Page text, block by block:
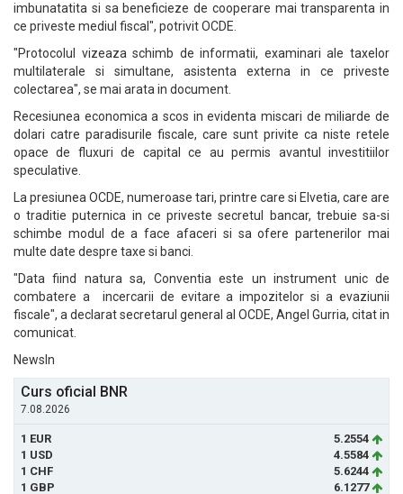
imbunatatita si sa beneficieze de cooperare mai transparenta in
ce priveste mediul fiscal", potrivit OCDE.
"Protocolul vizeaza schimb de informatii, examinari ale taxelor
multilaterale si simultane, asistenta externa in ce priveste
colectarea", se mai arata in document.
Recesiunea economica a scos in evidenta miscari de miliarde de
dolari catre paradisurile fiscale, care sunt privite ca niste retele
opace de fluxuri de capital ce au permis avantul investitiilor
speculative.
La presiunea OCDE, numeroase tari, printre care si Elvetia, care are
o traditie puternica in ce priveste secretul bancar, trebuie sa-si
schimbe modul de a face afaceri si sa ofere partenerilor mai
multe date despre taxe si banci.
"Data fiind natura sa, Conventia este un instrument unic de
combatere a incercarii de evitare a impozitelor si a evaziunii
fiscale", a declarat secretarul general al OCDE, Angel Gurria, citat in
comunicat.
NewsIn
Curs oficial BNR
7.08.2026
1 EUR
5.2554
1 USD
4.5584
1 CHF
5.6244
1 GBP
6.1277